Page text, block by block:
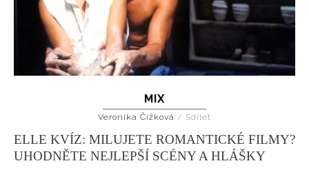
MIX
Veronika Čížková / Sdílet
ELLE KVÍZ: MILUJETE ROMANTICKÉ FILMY?
UHODNĚTE NEJLEPŠÍ SCÉNY A HLÁŠKY